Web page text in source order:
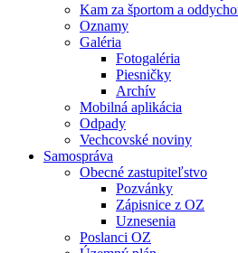
Kam za športom a
Oznamy
Galéria
Fotogaléria
Piesničky
Archív
Mobilná aplikácia
Odpady
Vechcovské noviny
Samospráva
Obecné zastupiteľstvo
Pozvánky
Zápisnice z OZ
Uznesenia
Poslanci OZ